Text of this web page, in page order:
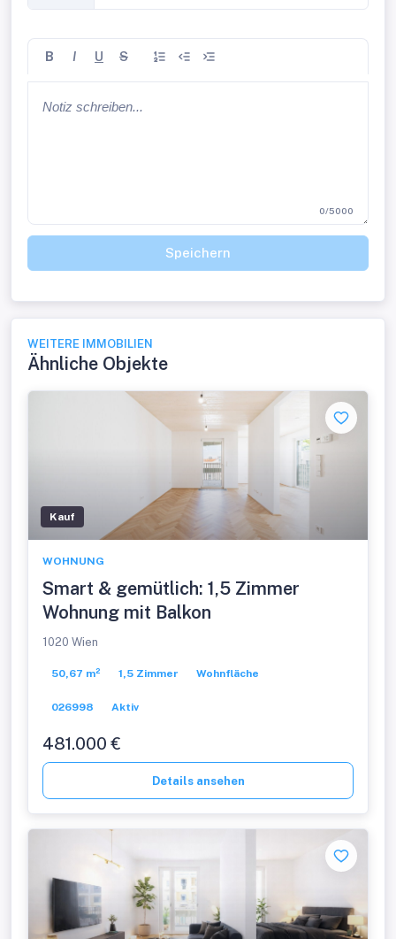
B I U S
0/5000
Speichern
WEITERE IMMOBILIEN
Ähnliche Objekte
Kauf
WOHNUNG
Smart & gemütlich: 1,5 Zimmer
Wohnung mit Balkon
1020 Wien
50,67 m² 1,5 Zimmer Wohnfläche
026998 Aktiv
481.000 €
Details ansehen